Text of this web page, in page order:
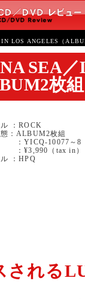
LOS ANGELES（
SEA
枚
：ROCK
：ALBUM2枚組
YICQ-10077～8
¥3,990（tax in）
：HPQ
される